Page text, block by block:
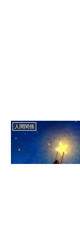
人間関係